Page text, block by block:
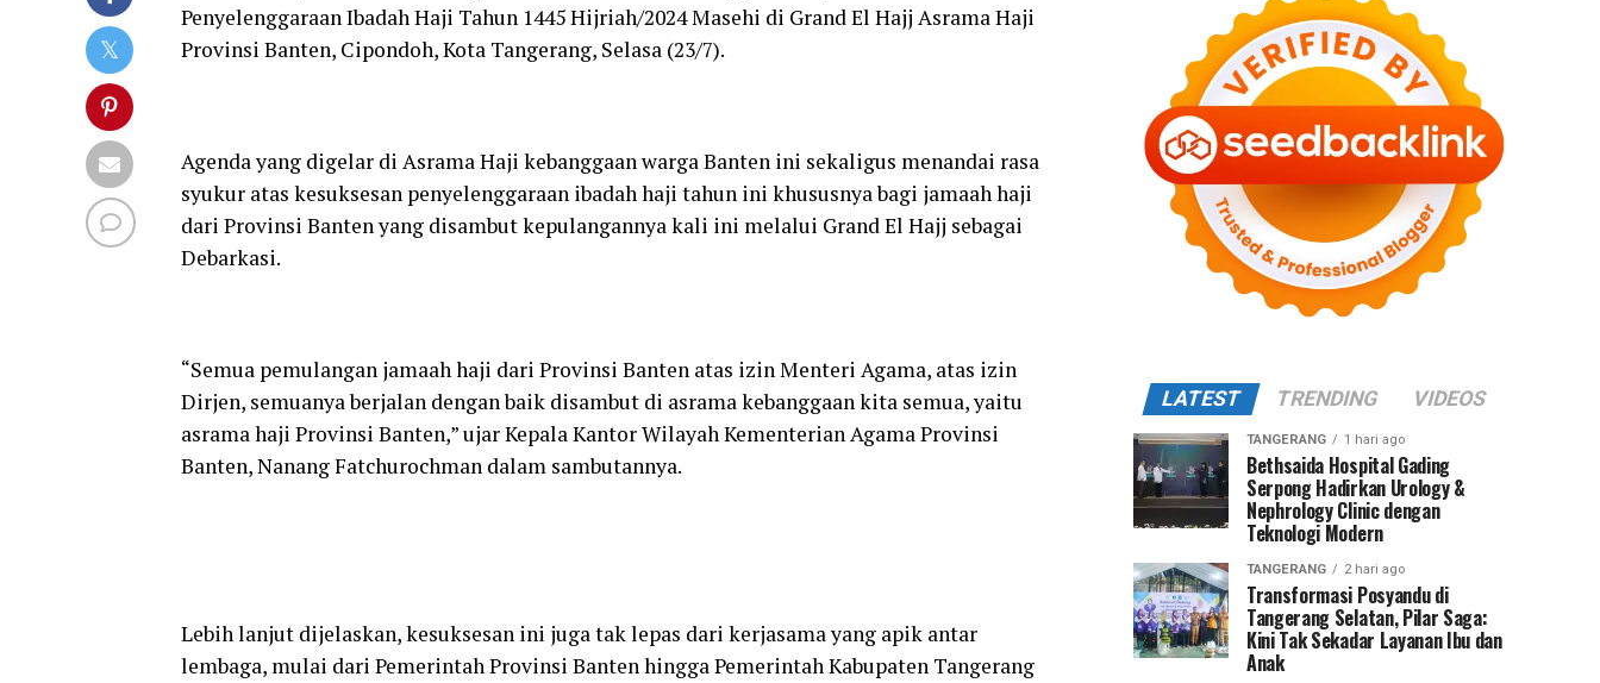
Penyelenggaraan Ibadah Haji Tahun 1445 Hijriah/2024 Masehi di Grand El Hajj Asrama Haji
Provinsi Banten, Cipondoh, Kota Tangerang, Selasa (23/7).
Agenda yang digelar di Asrama Haji kebanggaan warga Banten ini sekaligus menandai rasa
syukur atas kesuksesan penyelenggaraan ibadah haji tahun ini khususnya bagi jamaah haji
dari Provinsi Banten yang disambut kepulangannya kali ini melalui Grand El Hajj sebagai
Debarkasi.
“Semua pemulangan jamaah haji dari Provinsi Banten atas izin Menteri Agama, atas izin
Dirjen, semuanya berjalan dengan baik disambut di asrama kebanggaan kita semua, yaitu
asrama haji Provinsi Banten,” ujar Kepala Kantor Wilayah Kementerian Agama Provinsi
Banten, Nanang Fatchurochman dalam sambutannya.
Lebih lanjut dijelaskan, kesuksesan ini juga tak lepas dari kerjasama yang apik antar
lembaga, mulai dari Pemerintah Provinsi Banten hingga Pemerintah Kabupaten Tangerang
LATEST TRENDING VIDEOS
TANGERANG 1 hari ago
Bethsaida Hospital Gading
Serpong Hadirkan Urology &
Nephrology Clinic dengan
Teknologi Modern
TANGERANG 2 hari ago
Transformasi Posyandu di
Tangerang Selatan, Pilar Saga:
Kini Tak Sekadar Layanan Ibu dan
Anak